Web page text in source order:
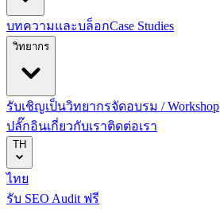
บทความและบล็อกCase Studies
วิทยากร
รับเชิญเป็นวิทยากรจัดอบรม / Workshop
ปลั๊กอินเกี่ยวกับเราติดต่อเรา
TH
ไทย
รับ SEO Audit ฟรี